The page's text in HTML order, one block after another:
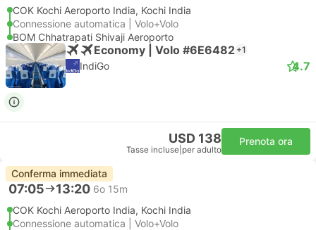
COK Kochi Aeroporto India, Kochi India
Connessione automatica | Volo+Volo
BOM Chhatrapati Shivaji Aeroporto
Economy | Volo #6E6482 +1
IndiGo 4.7
USD 138
Tasse incluse per adulto
Prenota ora
Conferma immediata
07:05 13:20 6o 15m
COK Kochi Aeroporto India, Kochi India
Connessione automatica | Volo+Volo